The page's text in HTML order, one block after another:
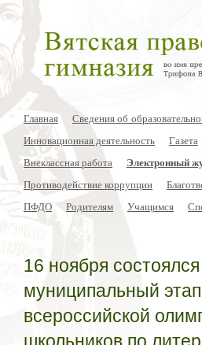
Главная
Сведения об
Инновационная деятельность
Газета
Внеклассная работа
Электронный
Противодействие коррупции
ПФДО
Родителям Учащимся
16 ноября состоялся
муниципальный этап
всероссийской